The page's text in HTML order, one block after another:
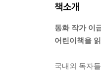
책소개
동화 작가 이
어린이책을
국내외 독자